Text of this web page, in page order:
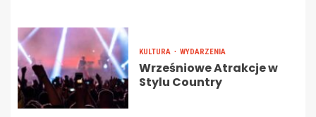
KULTURA WYDARZENIA
Wrześniowe Atrakcje w
Stylu Country